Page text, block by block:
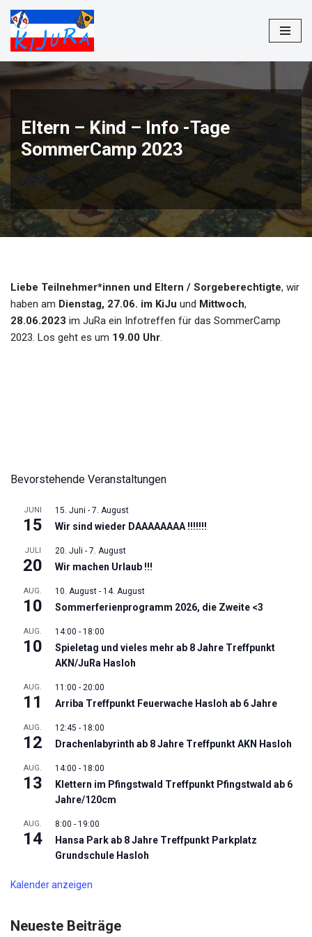
Zum
Inhalt
springen
Eltern – Kind – Info -Tage
SommerCamp 2023
Liebe Teilnehmer*innen und Eltern / Sorgeberechtigte, wir
haben am Dienstag, 27.06. im KiJu und Mittwoch,
28.06.2023 im JuRa ein Infotreffen für das SommerCamp
2023. Los geht es um 19.00 Uhr.
Bevorstehende Veranstaltungen
JUNI
15
15. Juni - 7. August
Wir sind wieder DAAAAAAAA !!!!!!!
JULI
20
20. Juli - 7. August
Wir machen Urlaub !!!
AUG.
10
10. August - 14. August
Sommerferienprogramm 2026, die Zweite <3
AUG.
10
14:00 - 18:00
Spieletag und vieles mehr ab 8 Jahre Treffpunkt
AKN/JuRa Hasloh
AUG.
11
11:00 - 20:00
Arriba Treffpunkt Feuerwache Hasloh ab 6 Jahre
AUG.
12
12:45 - 18:00
Drachenlabyrinth ab 8 Jahre Treffpunkt AKN Hasloh
AUG.
13
14:00 - 18:00
Klettern im Pfingstwald Treffpunkt Pfingstwald ab 6
Jahre/120cm
AUG.
14
8:00 - 19:00
Hansa Park ab 8 Jahre Treffpunkt Parkplatz
Grundschule Hasloh
Kalender anzeigen
Neueste Beiträge